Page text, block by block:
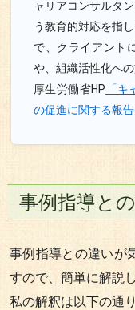
ャリアコンサルタ
う教育的対応を指
で、クライアント
や、組織活性化へ
厚生労働省HP 「
の促進に関する報告
事例指導と
事例指導との違いが
すので、簡単に解説し
私の解釈は以下の通り